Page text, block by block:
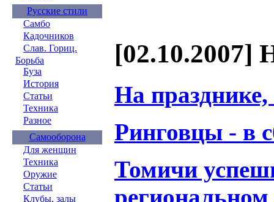
Русские стили
Самбо
Кадочников
Слав. Гориц.
Борьба
Буза
История
Статьи
Техника
Разное
Самооборона
Для женщин
Техника
Оружие
Статьи
Клубы, залы
[02.10.2007]
На
Ринговцы - в
Томичи